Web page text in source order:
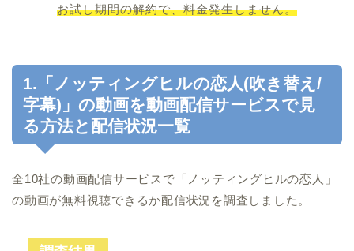
お試し期間の解約で、料金発生しません。
1.「ノッティングヒルの恋人(吹き替え/
字幕)」の動画を動画配信サービスで見
る方法と配信状況一覧
全10社の動画配信サービスで「ノッティングヒルの恋人」
の動画が無料視聴できるか配信状況を調査しました。